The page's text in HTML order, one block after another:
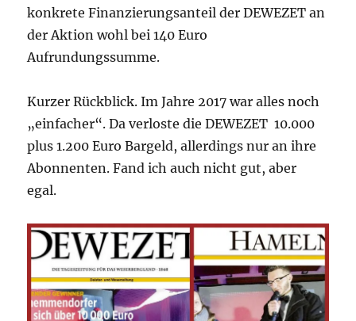
konkrete Finanzierungsanteil der DEWEZET an
der Aktion wohl bei 140 Euro
Aufrundungssumme.
Kurzer Rückblick. Im Jahre 2017 war alles noch
„einfacher“. Da verloste die DEWEZET 10.000
plus 1.200 Euro Bargeld, allerdings nur an ihre
Abonnenten. Fand ich auch nicht gut, aber
egal.